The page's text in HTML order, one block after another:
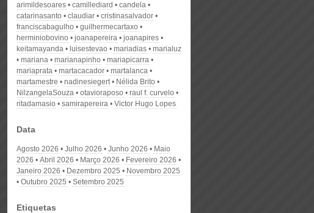
arimildesoares
camillediard
candela
catarinasanto
claudiar
cristinasalvador
franciscabagulho
guilhermecartaxo
herminiobovino
joanapereira
joanapires
keitamayanda
luisestevao mariadias
marialuz
mariana
marianapinho
mariapicarra
mariaprata
martacacador
martalanca
martamestre
nadinesiegert
Nélida Brito
NilzangelaSouza
otavioraposo
raul f. curvelo
ritadamasio
samirapereira Victor Hugo Lopes
Data
Agosto 2026 Julho 2026 Junho 2026
Maio
2026
Abril 2026 Março 2026
Fevereiro 2026
Janeiro 2026
Dezembro 2025
Novembro 2025
Outubro 2025
Setembro 2025
Etiquetas